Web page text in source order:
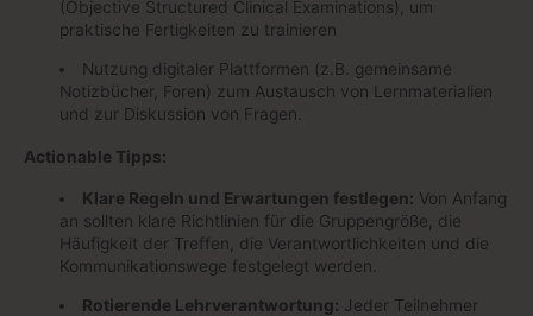
(Objective Structured Clinical Examinations), um
praktische Fertigkeiten zu trainieren
Nutzung digitaler Plattformen (z.B. gemeinsame
Notizbücher, Foren) zum Austausch von Lernmaterialien
und zur Diskussion von Fragen.
Actionable Tipps:
Klare Regeln und Erwartungen festlegen: Von Anfang
an sollten klare Richtlinien für die Gruppengröße, die
Häufigkeit der Treffen, die Verantwortlichkeiten und die
Kommunikationswege festgelegt werden.
Rotierende Lehrverantwortung: Jeder Teilnehmer